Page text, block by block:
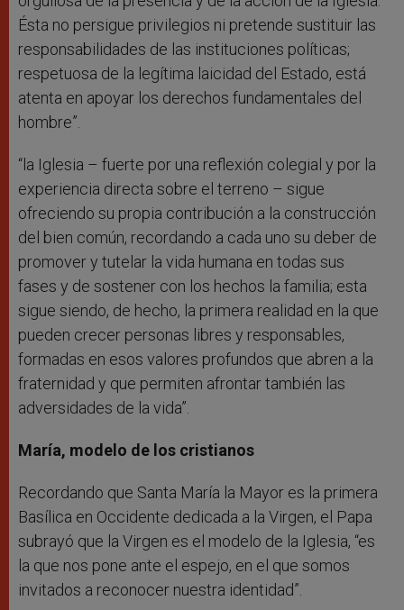
Ésta no persigue privilegios ni pretende sustituir las
responsabilidades de las instituciones políticas;
respetuosa de la legítima laicidad del Estado, está
atenta en apoyar los derechos fundamentales del
hombre”.
“la Iglesia – fuerte por una reflexión colegial y por la
experiencia directa sobre el terreno – sigue
ofreciendo su propia contribución a la construcción
del bien común, recordando a cada uno su deber de
promover y tutelar la vida humana en todas sus
fases y de sostener con los hechos la familia; esta
sigue siendo, de hecho, la primera realidad en la que
pueden crecer personas libres y responsables,
formadas en esos valores profundos que abren a la
fraternidad y que permiten afrontar también las
adversidades de la vida”.
María, modelo de los cristianos
Recordando que Santa María la Mayor es la primera
Basílica en Occidente dedicada a la Virgen, el Papa
subrayó que la Virgen es el modelo de la Iglesia, “es
la que nos pone ante el espejo, en el que somos
invitados a reconocer nuestra identidad”.